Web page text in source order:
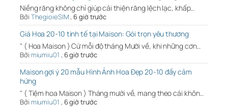
Niềng răng không chỉ giúp cải thiện răng lệch lạc, khấp…
Bởi ThegioieSIM, 6 giờ trước
Giá Hoa 20-10 tinh tế tại Maison: Gói trọn yêu thương
" ( Hoa Maison ) Cứ mỗi độ tháng Mười về, khi những cơn…
Bởi miumiu01 , 6 giờ trước
Maison gợi ý 20 mẫu Hình Ảnh Hoa Đẹp 20-10 đầy cảm
hứng
" ( Tiệm hoa Maison ) Tháng mười về, mang theo cái khôn…
Bởi miumiu01 , 6 giờ trước